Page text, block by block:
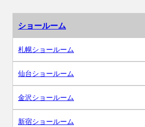
ショールーム
札幌ショールーム
仙台ショールーム
金沢ショールーム
新宿ショールーム